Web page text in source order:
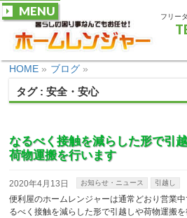
フリー
MENU
HOME » ブログ »
タグ : 安全・安心
なるべく接触を減らした形で引
荷物運搬を行います
2020年4月13日 お知らせ・ニュース 引越し
便利屋のホームレンジャーは通常どおり営業
るべく接触を減らした形で引越しや荷物運搬